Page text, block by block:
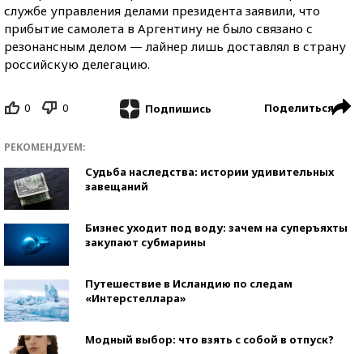
службе управления делами президента заявили, что
прибытие самолета в Аргентину не было связано с
резонансным делом — лайнер лишь доставлял в страну
российскую делегацию.
0 0 Подпишись Поделиться
РЕКОМЕНДУЕМ:
Судьба наследства: истории удивительных
завещаний
Бизнес уходит под воду: зачем на суперъяхты
закупают субмарины
Путешествие в Исландию по следам
«Интерстеллара»
Модный выбор: что взять с собой в отпуск?